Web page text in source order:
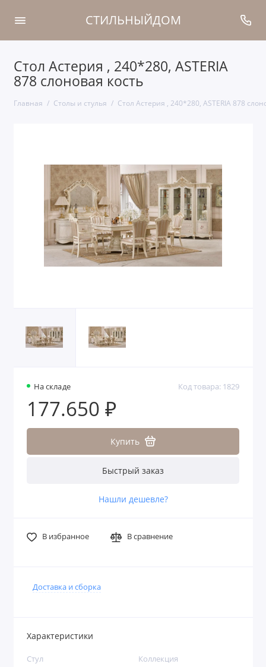
СТИЛЬНЫЙДОМ
Стол Астерия , 240*280, ASTERIA
878 слоновая кость
Главная Столы и стулья Стол Астерия , 240*280, ASTERIA 878
На складе Код товара: 1829
177.650 ₽
Купить
Быстрый заказ
Нашли дешевле?
В избранное В сравнение
Доставка и сборка
Характеристики
Стул Коллекция